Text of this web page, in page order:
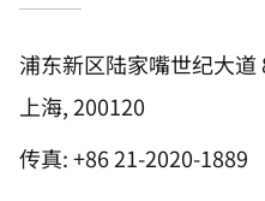
浦东新区陆家嘴世纪大
上海, 200120
传真:+86 21-2020-1889